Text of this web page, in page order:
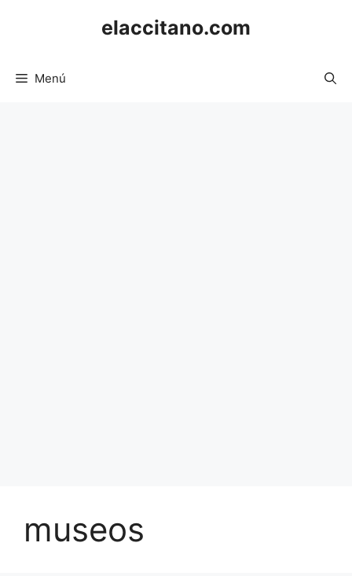
elaccitano.com
Menú
museos